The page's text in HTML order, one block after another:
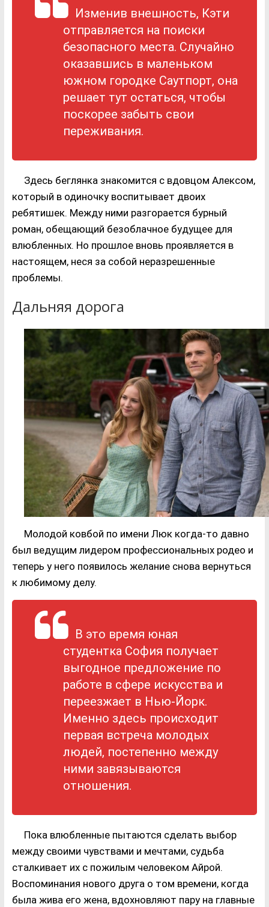
Изменив внешность, Кэти
отправляется на поиски
безопасного места. Случайно
оказавшись в маленьком
южном городке Саутпорт, она
решает тут остаться, чтобы
поскорее забыть свои
переживания.
Здесь беглянка знакомится с вдовцом Алексом,
который в одиночку воспитывает двоих
ребятишек. Между ними разгорается бурный
роман, обещающий безоблачное будущее для
влюбленных. Но прошлое вновь проявляется в
настоящем, неся за собой неразрешенные
проблемы.
Дальняя дорога
Молодой ковбой по имени Люк когда-то давно
был ведущим лидером профессиональных родео и
теперь у него появилось желание снова вернуться
к любимому делу.
В это время юная
студентка София получает
выгодное предложение по
работе в сфере искусства и
переезжает в Нью-Йорк.
Именно здесь происходит
первая встреча молодых
людей, постепенно между
ними завязываются
отношения.
Пока влюбленные пытаются сделать выбор
между своими чувствами и мечтами, судьба
сталкивает их с пожилым человеком Айрой.
Воспоминания нового друга о том времени, когда
была жива его жена, вдохновляют пару на главные